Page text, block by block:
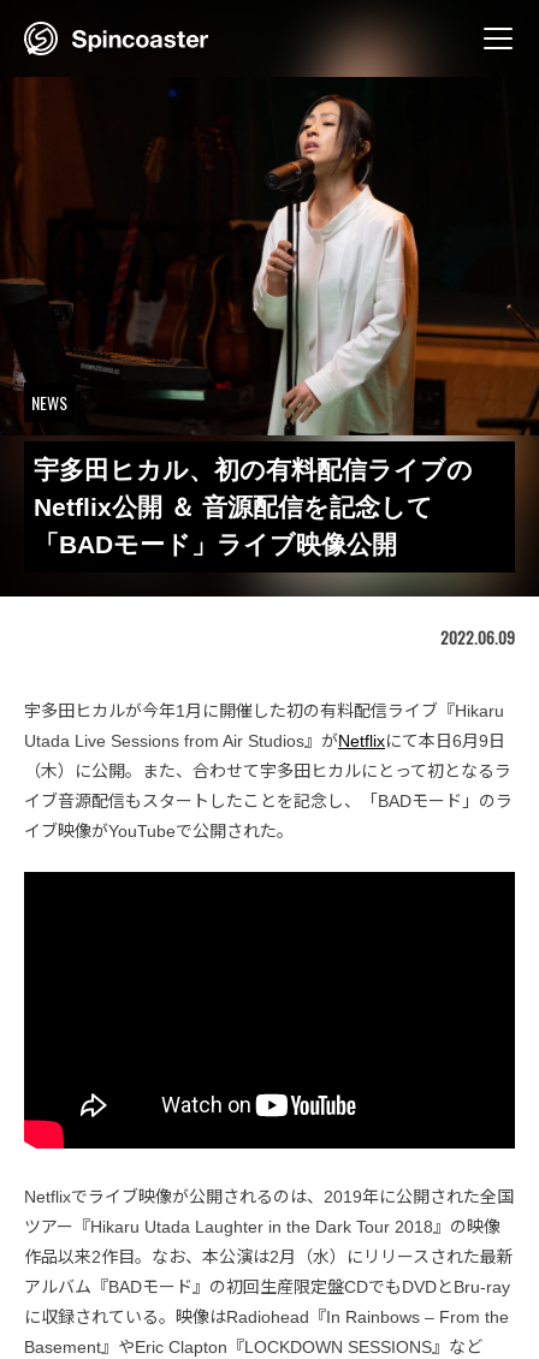
NEWS
宇多田ヒカル、初の有料配信ライブの
Netflix公開 ＆ 音源配信を記念して
「BADモード」ライブ映像公開
2022.06.09
宇多田ヒカルが今年1月に開催した初の有料配信ライブ『Hikaru
Utada Live Sessions from Air Studios』がNetflixにて本日6月9日
（木）に公開。また、合わせて宇多田ヒカルにとって初となるラ
イブ音源配信もスタートしたことを記念し、「BADモード」のラ
イブ映像がYouTubeで公開された。
Netflixでライブ映像が公開されるのは、2019年に公開された全国
ツアー『Hikaru Utada Laughter in the Dark Tour 2018』の映像
作品以来2作目。なお、本公演は2月（水）にリリースされた最新
アルバム『BADモード』の初回生産限定盤CDでもDVDとBru-ray
に収録されている。映像はRadiohead『In Rainbows – From the
Basement』やEric Clapton『LOCKDOWN SESSIONS』など